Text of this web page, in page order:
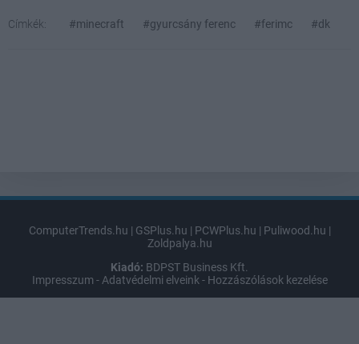
Címkék: #minecraft #gyurcsány ferenc #ferimc #dk
ComputerTrends.hu | GSPlus.hu | PCWPlus.hu | Puliwood.hu |
Zoldpalya.hu
Kiadó: BDPST Business Kft.
Impresszum - Adatvédelmi elveink - Hozzászólások kezelése